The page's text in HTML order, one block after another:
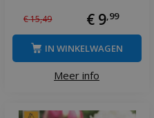
€15,49 € 9, 99
Meer info
IN WINKELWAGEN